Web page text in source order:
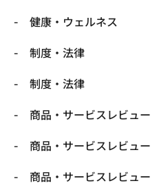
健康・ウェルネス
制度・法律
制度・法律
商品・サービスレビュー
商品・サービスレビュー
商品・サービスレビュー